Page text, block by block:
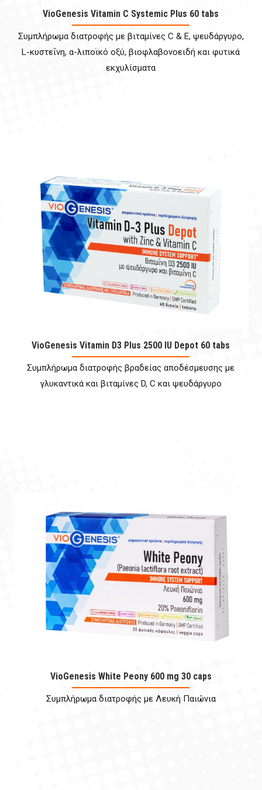
VioGenesis Vitamin C Systemic Plus 60 tabs
Συμπλήρωμα διατροφής με βιταμίνες C & E, ψευδάργυρο,
L-κυστεΐνη, α-λιποϊκό οξύ, βιοφλαβονοειδή και φυτικά
εκχυλίσματα
VioGenesis Vitamin D3 Plus 2500 IU Depot 60 tabs
Συμπλήρωμα διατροφής βραδείας αποδέσμευσης με
γλυκαντικά και βιταμίνες D, C και ψευδάργυρο
VioGenesis White Peony 600 mg 30 caps
Συμπλήρωμα διατροφής με Λευκή Παιώνια